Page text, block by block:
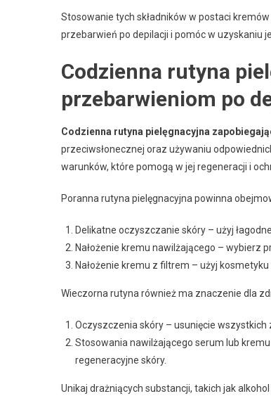
Stosowanie tych składników w postaci
przebarwień po depilacji i pomóc w uzyskaniu
Codzienna rutyna
przebarwieniom po
Codzienna rutyna pielęgnacyjna
przeciwsłonecznej oraz używaniu
warunków, które pomogą w jej regeneracji i
Poranna rutyna pielęgnacyjna powinna
Delikatne oczyszczanie skóry – użyj
Nałożenie kremu nawilżającego – wybierz
Nałożenie kremu z filtrem – użyj
Wieczorna rutyna również ma znaczenie dla
Oczyszczenia skóry – usunięcie
Stosowania nawilżającego serum lub
regeneracyjne skóry.
Unikaj drażniących substancji, takich jak